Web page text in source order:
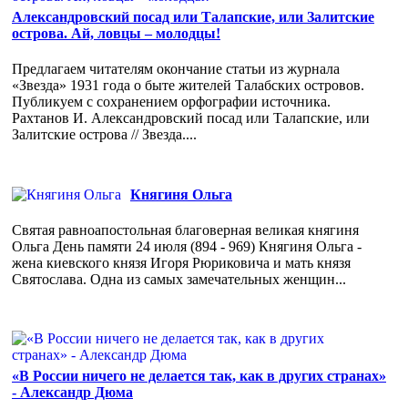
Александровский посад или Талапские, или Залитские
острова. Ай, ловцы – молодцы!
Предлагаем читателям окончание статьи из журнала
«Звезда» 1931 года о быте жителей Талабских островов.
Публикуем с сохранением орфографии источника.
Рахтанов И. Александровский посад или Талапские, или
Залитские острова // Звезда....
Княгиня Ольга
Святая равноапостольная благоверная великая княгиня
Ольга День памяти 24 июля (894 - 969) Княгиня Ольга -
жена киевского князя Игоря Рюриковича и мать князя
Святослава. Одна из самых замечательных женщин...
«В России ничего не делается так, как в других странах»
- Александр Дюма